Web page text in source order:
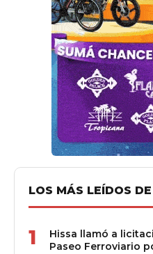
LOS MÁS LEÍDOS
1
Hissa llamó a
Paseo Ferroviario